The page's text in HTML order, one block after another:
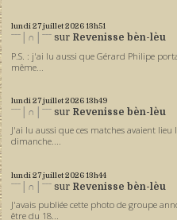
lundi 27juillet 202613h51
ˉˉˉ│∩│ˉˉˉ sur Revenisse bèn-lèu
P.S. : j'ai lu aussi que Gérard Philipe
même...
lundi 27juillet 202613h49
ˉˉˉ│∩│ˉˉˉ sur Revenisse bèn-lèu
J'ai lu aussi que ces matches avaient lieu
dimanche....
lundi 27juillet 202613h44
ˉˉˉ│∩│ˉˉˉ sur Revenisse bèn-lèu
J'avais publiée cette photo de groupe
être du 18...